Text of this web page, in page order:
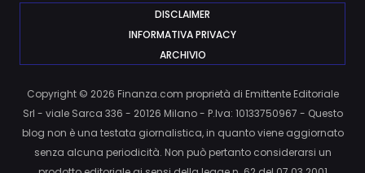
DISCLAIMER
INFORMATIVA PRIVACY
ARCHIVIO
Copyright © 2026 Finanza.com proprietà di Emittente Editoriale
Srl - viale Sarca 336 - 20126 Milano - P.Iva: 10133750967 - Questo
blog non è una testata giornalistica, in quanto viene aggiornato
senza alcuna periodicità. Non può pertanto considerarsi un